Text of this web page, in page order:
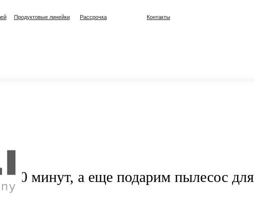
Продуктовые линейки Рассрочка Контакты
20 минут, а еще подарим пылесос